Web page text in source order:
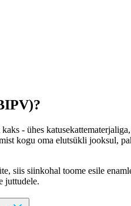
- ühes
kogu oma elutsükli jooksul,
siis siinkohal toome esile
juttudele.